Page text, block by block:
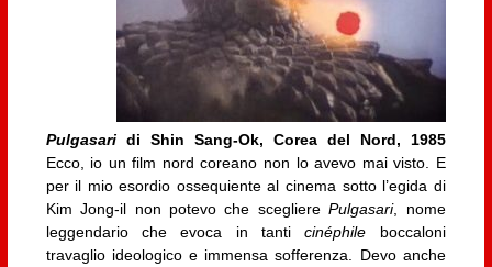
Pulgasaridi Shin Sang-Ok, Corea del Nord, 1985
Ecco, io un film nord coreano non lo avevo mai visto. E
per il mio esordio ossequiente al cinema sotto l’egida di
Kim Jong-il non potevo che sceglierePulgasari, nome
leggendario che evoca in tanticinéphile boccaloni
travaglio ideologico e immensa sofferenza. Devo anche